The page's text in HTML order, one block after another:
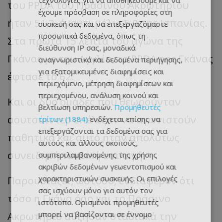
του PPDA του Πράσινου Ακρωτηρίου
ήταν 51,2, έναντι μόλις 5,9 της Ισπανίας.
Στα πρώτα 15 λεπτά του αγώνα της
Γκάνας με την Αγγλία, το PPDA της Γκάνας
έφτασε το 62.
Και οι δύο ομάδες που θεωρούνταν
αουτσάιντερ επέλεξαν να αγωνιστούν
παθητικά και αυτό ήταν απολύτως
συνειδητή τακτική επιλογή.
Παρουσιάζει, ωστόσο, ενδιαφέρον ότι
τόσο η Γκάνα όσο και το Πράσινο
Ακρωτήριο αύξησαν σταδιακά την
έχουμε πρόσβαση σε πληροφορίες στη
συσκευή σας και να επεξεργαζόμαστε
προσωπικά δεδομένα, όπως τη
διεύθυνση IP σας, μοναδικά
αναγνωριστικά και δεδομένα περιήγησης,
για εξατομικευμένες διαφημίσεις και
περιεχόμενο, μέτρηση διαφημίσεων και
περιεχομένου, ανάλυση κοινού και
βελτίωση υπηρεσιών.Προμηθευτές
τρίτων (1884)ενδέχεται επίσης να
επεξεργάζονται τα δεδομένα σας για
αυτούς και άλλους σκοπούς,
συμπεριλαμβανομένης της χρήσης
ακριβών δεδομένων γεωεντοπισμού και
χαρακτηριστικών συσκευής. Οι επιλογές
σας ισχύουν μόνο για αυτόν τον
ιστότοπο. Ορισμένοι προμηθευτές
μπορεί να βασίζονται σε έννομο